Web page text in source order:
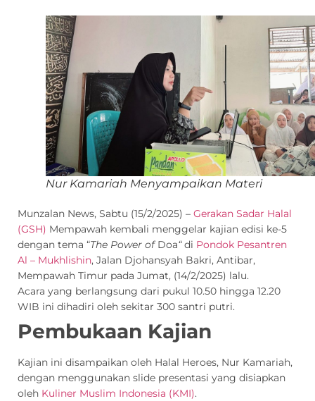
Nur Kamariah Menyampaikan Materi
Munzalan News, Sabtu (15/2/2025) – Gerakan Sadar Halal
(GSH) Mempawah kembali menggelar kajian edisi ke-5
dengan tema “The Power ofDoa“di Pondok Pesantren
Al – Mukhlishin, Jalan Djohansyah Bakri, Antibar,
Mempawah Timur pada Jumat, (14/2/2025) lalu.
Acara yang berlangsung dari pukul 10.50 hingga 12.20
WIB ini dihadiri oleh sekitar 300 santri putri.
Pembukaan Kajian
Kajian ini disampaikan oleh Halal Heroes, Nur Kamariah,
dengan menggunakan slide presentasi yang disiapkan
oleh Kuliner Muslim Indonesia (KMI).